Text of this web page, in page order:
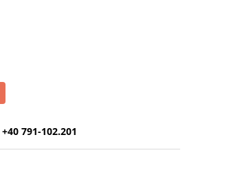
+40 791-102.201